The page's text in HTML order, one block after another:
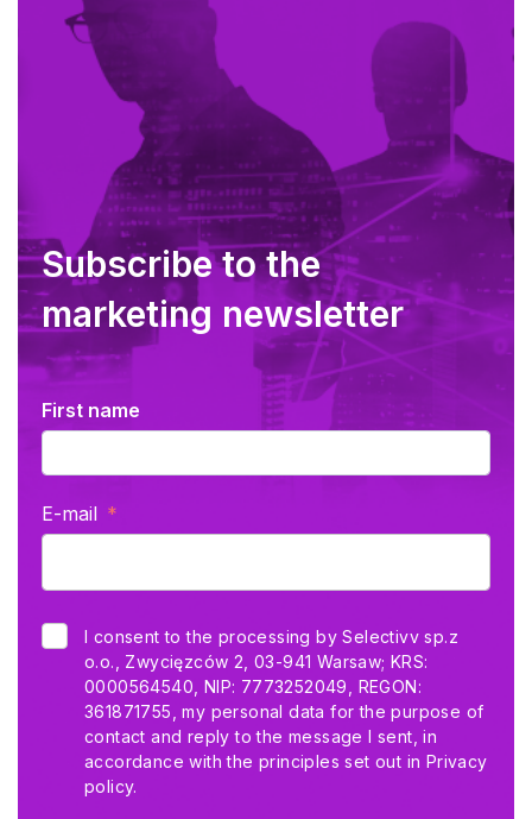
Subscribe to the
marketing newsletter
First name
E-mail
I consent to the processing by Selectivv sp.z
o.o., Zwycięzców 2, 03-941 Warsaw; KRS:
0000564540, NIP: 7773252049, REGON:
361871755, my personal data for the purpose of
contact and reply to the message I sent, in
accordance with the principles set out in Privacy
policy.